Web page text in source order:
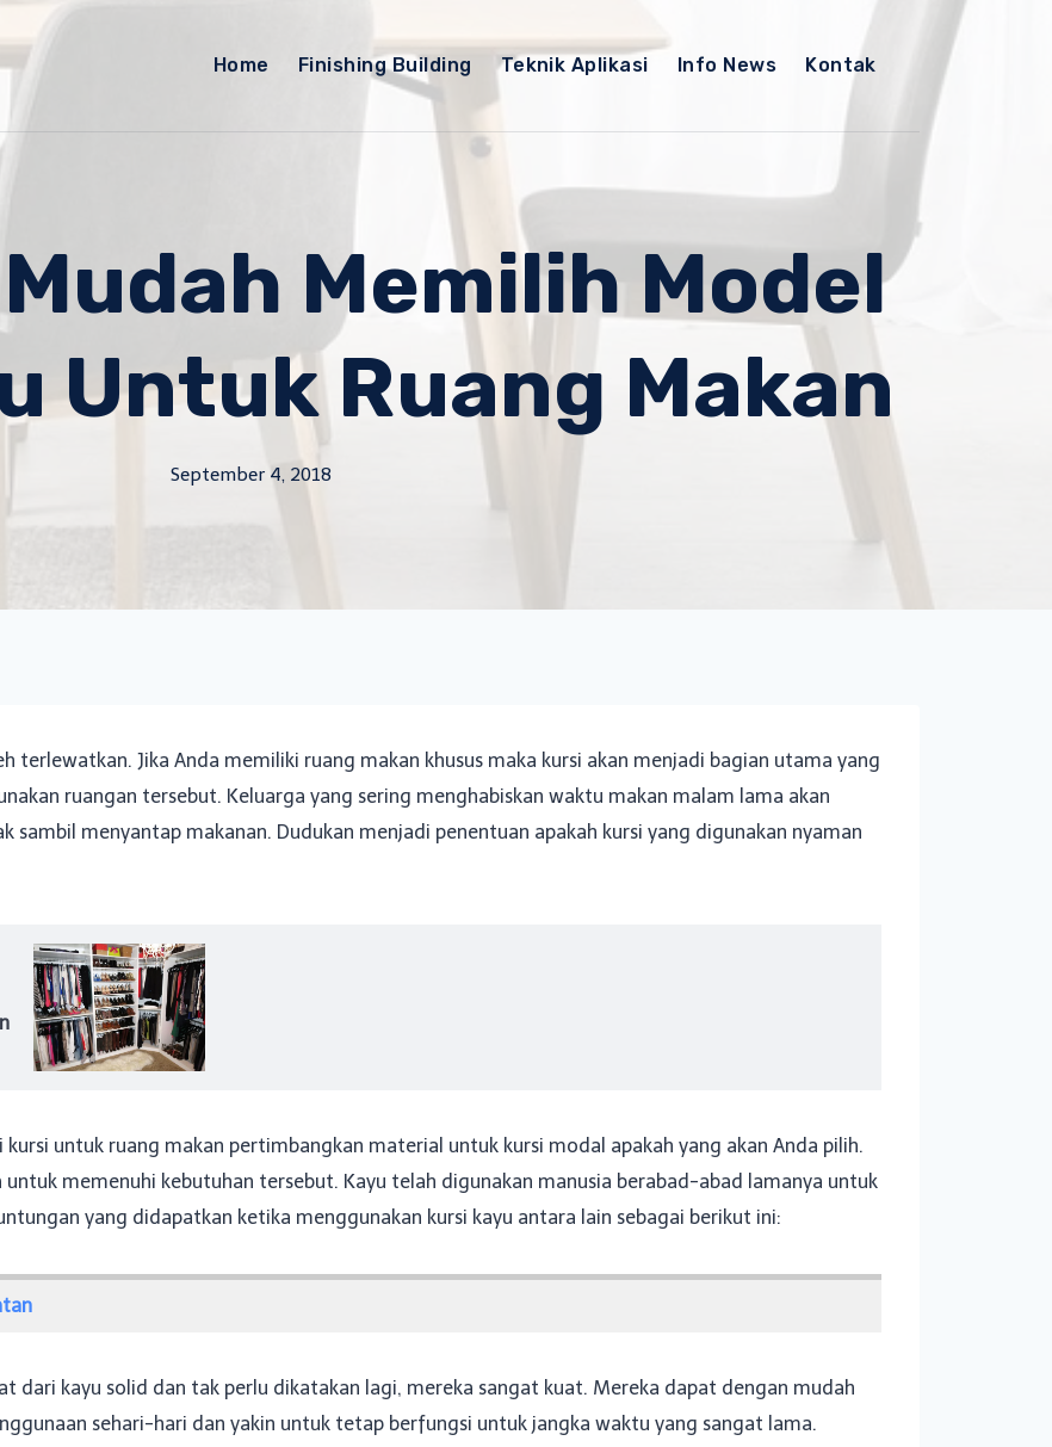
Home Finishing Building Teknik Aplikasi Info News Kontak
Memilih Model
Untuk Ruang Makan
September 4, 2018
terlewatkan. Jika Anda memiliki ruang makan khusus maka kursi akan menjadi bagian utama yang
ruangan tersebut. Keluarga yang sering menghabiskan waktu makan malam lama akan
sambil menyantap makanan. Dudukan menjadi penentuan apakah kursi yang digunakan nyaman
untuk ruang makan pertimbangkan material untuk kursi modal apakah yang akan Anda pilih.
memenuhi kebutuhan tersebut. Kayu telah digunakan manusia berabad-abad lamanya untuk
yang didapatkan ketika menggunakan kursi kayu antara lain sebagai berikut ini:
dari kayu solid dan tak perlu dikatakan lagi, mereka sangat kuat. Mereka dapat dengan mudah
sehari-hari dan yakin untuk tetap berfungsi untuk jangka waktu yang sangat lama.